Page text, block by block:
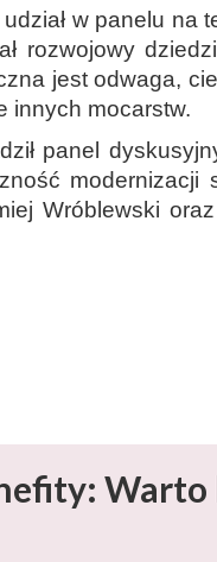
w panelu na
rozwojowy
jest odwaga,
innych mocarstw.
panel
Wróblewski
Warto